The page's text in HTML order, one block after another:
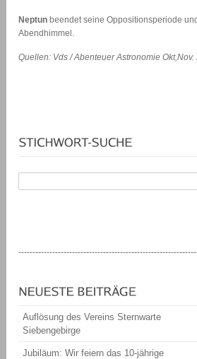
Neptun beendet seine Oppositionsperiode
Abendhimmel.
Quellen: Vds / Abenteuer Astronomie
Auflösung des Vereins Sternwarte
Siebengebirge
Jubiläum: Wir feiern das 10-jährige